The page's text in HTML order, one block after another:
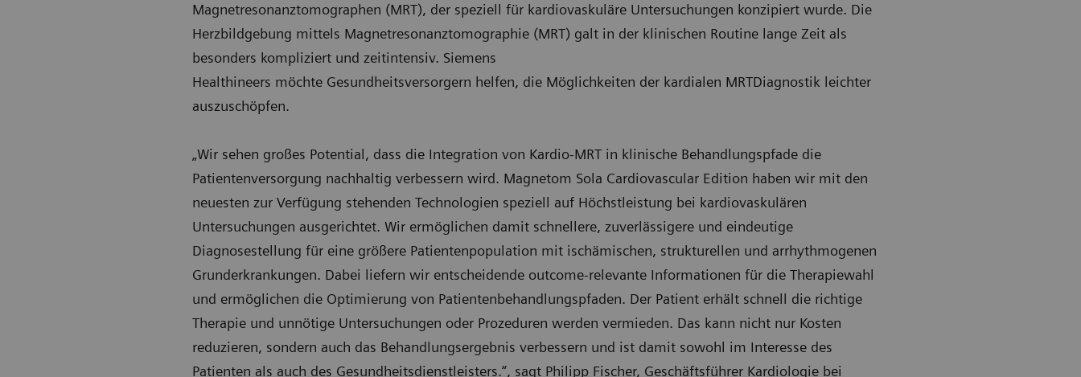
Magnetresonanztomographen (MRT), der speziell für kardiovaskuläre Untersuchungen konzipiert wurde. Die
Herzbildgebung mittels Magnetresonanztomographie (MRT) galt in der klinischen Routine lange Zeit als
besonders kompliziert und zeitintensiv. Siemens
Healthineers möchte Gesundheitsversorgern helfen, die Möglichkeiten der kardialen MRTDiagnostik leichter
auszuschöpfen.
„Wir sehen großes Potential, dass die Integration von Kardio-MRT in klinische Behandlungspfade die
Patientenversorgung nachhaltig verbessern wird. Magnetom Sola Cardiovascular Edition haben wir mit den
neuesten zur Verfügung stehenden Technologien speziell auf Höchstleistung bei kardiovaskulären
Untersuchungen ausgerichtet. Wir ermöglichen damit schnellere, zuverlässigere und eindeutige
Diagnosestellung für eine größere Patientenpopulation mit ischämischen, strukturellen und arrhythmogenen
Grunderkrankungen. Dabei liefern wir entscheidende outcome-relevante Informationen für die Therapiewahl
und ermöglichen die Optimierung von Patientenbehandlungspfaden. Der Patient erhält schnell die richtige
Therapie und unnötige Untersuchungen oder Prozeduren werden vermieden. Das kann nicht nur Kosten
reduzieren, sondern auch das Behandlungsergebnis verbessern und ist damit sowohl im Interesse des
Patienten als auch des Gesundheitsdienstleisters.“, sagt Philipp Fischer, Geschäftsführer Kardiologie bei